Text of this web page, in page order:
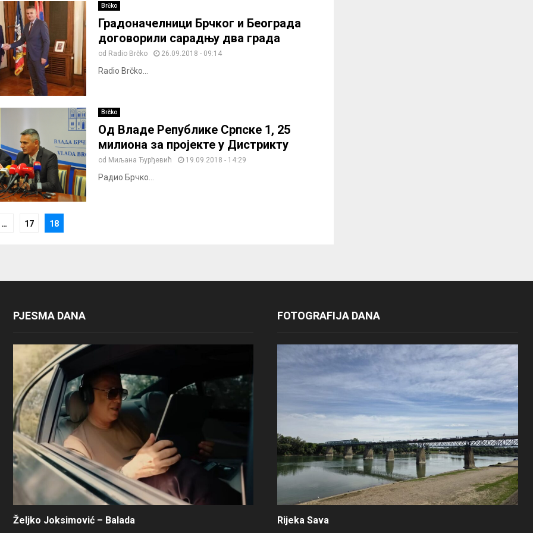
Brčko
Градоначелници Брчког и Београда
договорили сарадњу два града
od Radio Brčko 26.09.2018 - 09:14
Radio Brčko...
Brčko
Од Владе Републике Српске 1, 25
милиона за пројекте у Дистрикту
od Миљана Ђурђевић 19.09.2018 - 14:29
Радио Брчко...
… 17 18
PJESMA DANA
Željko Joksimović – Balada
FOTOGRAFIJA DANA
Rijeka Sava